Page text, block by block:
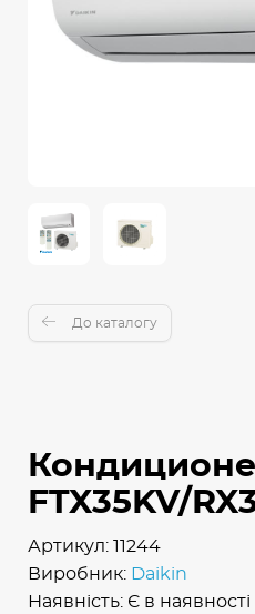
До каталогу
FTX35KV/
Артикул: 11244
Виробник: Daikin
Наявність: Є в наявності